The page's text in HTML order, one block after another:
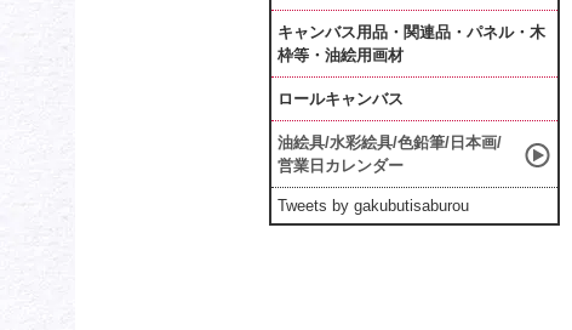
キャンバス用品・関連品・パネル・木
枠等・油絵用画材
ロールキャンバス
油絵具/水彩絵具/色鉛筆/日本画/
営業日カレンダー
Tweets by gakubutisaburou